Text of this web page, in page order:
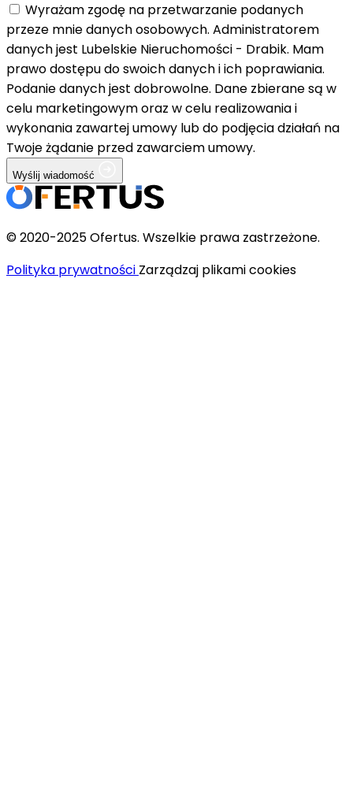
Wyrażam zgodę na przetwarzanie podanych
przeze mnie danych osobowych. Administratorem
danych jest Lubelskie Nieruchomości - Drabik. Mam
prawo dostępu do swoich danych i ich poprawiania.
Podanie danych jest dobrowolne. Dane zbierane są w
celu marketingowym oraz w celu realizowania i
wykonania zawartej umowy lub do podjęcia działań na
Twoje żądanie przed zawarciem umowy.
Wyślij wiadomość
© 2020-2025 Ofertus. Wszelkie prawa zastrzeżone.
Polityka prywatności Zarządzaj plikami cookies